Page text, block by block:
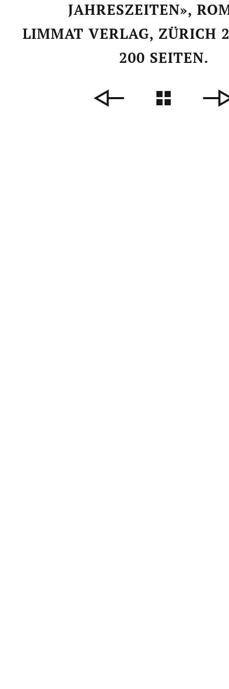
JAHRESZEITEN»,
LIMMAT VERLAG, ZÜRICH
200 SEITEN.